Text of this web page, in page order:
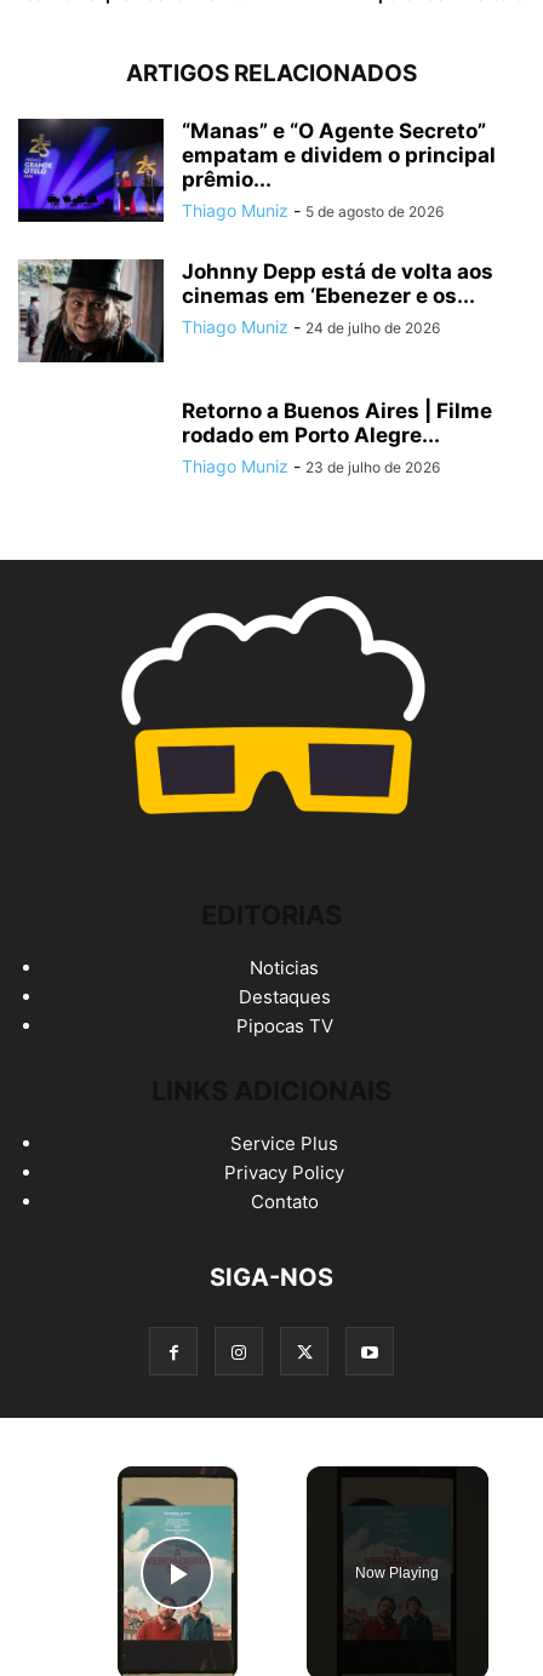
ARTIGOS RELACIONADOS
“Manas” e “O Agente Secreto”
empatam e dividem o principal
prêmio...
Thiago Muniz - 5 de agosto de 2026
Johnny Depp está de volta aos
cinemas em ‘Ebenezer e os...
Thiago Muniz - 24 de julho de 2026
Retorno a Buenos Aires | Filme
rodado em Porto Alegre...
Thiago Muniz - 23 de julho de 2026
Noticias
Destaques
Pipocas TV
Service Plus
Privacy Policy
Contato
SIGA-NOS
×
Play Video
Now Playing